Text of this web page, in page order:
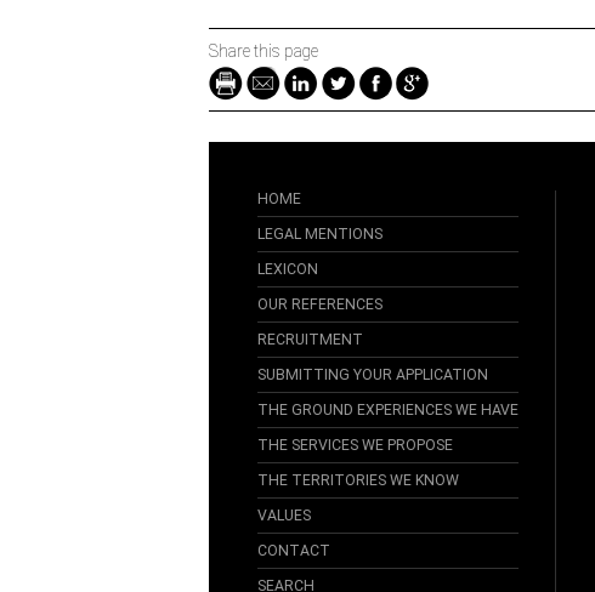
Share this page
HOME
LEGAL MENTIONS
LEXICON
OUR REFERENCES
RECRUITMENT
SUBMITTING YOUR APPLICATION
THE GROUND EXPERIENCES WE HAVE
THE SERVICES WE PROPOSE
THE TERRITORIES WE KNOW
VALUES
CONTACT
SEARCH